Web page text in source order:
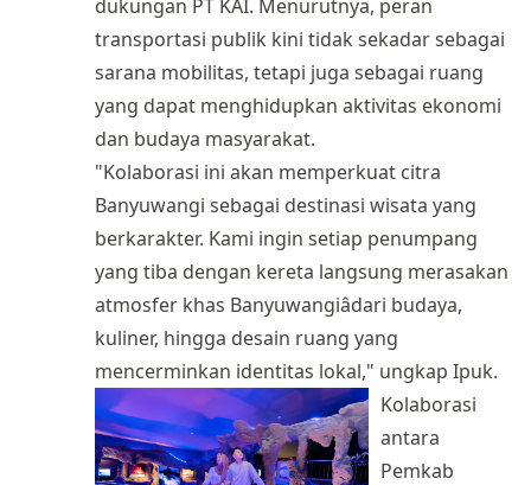
dukungan PT KAI. Menurutnya, peran
transportasi publik kini tidak sekadar sebagai
sarana mobilitas, tetapi juga sebagai ruang
yang dapat menghidupkan aktivitas ekonomi
dan budaya masyarakat.
"Kolaborasi ini akan memperkuat citra
Banyuwangi sebagai destinasi wisata yang
berkarakter. Kami ingin setiap penumpang
yang tiba dengan kereta langsung merasakan
atmosfer khas Banyuwangiâdari budaya,
kuliner, hingga desain ruang yang
mencerminkan identitas lokal," ungkap Ipuk.
Kolaborasi
antara
Pemkab